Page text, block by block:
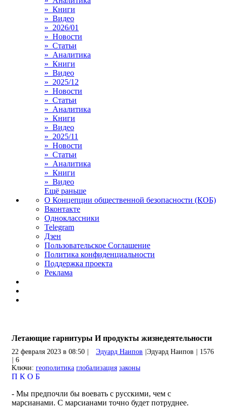
» Книги
» Видео
» 2026/01
» Новости
» Статьи
» Аналитика
» Книги
» Видео
» 2025/12
» Новости
» Статьи
» Аналитика
» Книги
» Видео
» 2025/11
» Новости
» Статьи
» Аналитика
» Книги
» Видео
Ещё раньше
О Концепции общественной безопасности (КОБ)
Вконтакте
Одноклассники
Telegram
Дзен
Пользовательское Соглашение
Политика конфиденциальности
Поддержка проекта
Реклама
Летающие гарнитуры И продукты жизнедеятельности
22 февраля 2023 в 08:50 Эдуард Наипов Эдуард Наипов
1576
6
Ключи: геополитика глобализация законы
П К О Б
- Мы предпочли бы воевать с русскими, чем с
марсианами. С марсианами точно будет потруднее.